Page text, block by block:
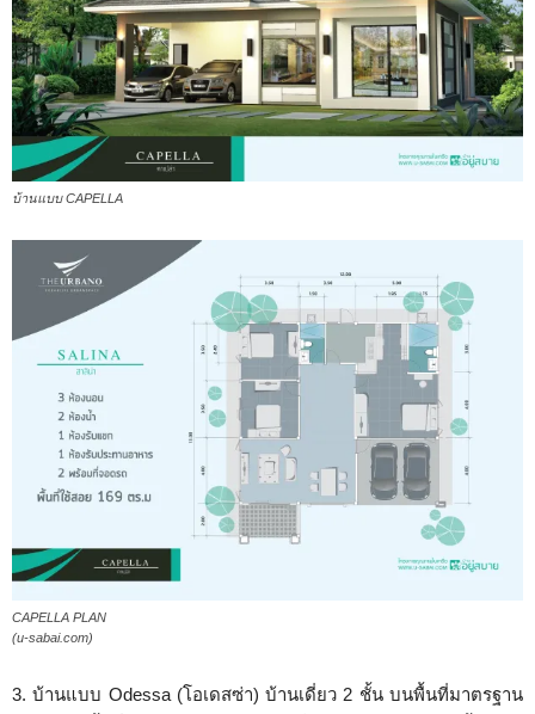
บ้านแบบ CAPELLA
CAPELLA PLAN
(u-sabai.com)
3. บ้านแบบ Odessa (โอเดสซ่า) บ้านเดี่ยว 2 ชั้น บนพื้นที่มาตรฐาน